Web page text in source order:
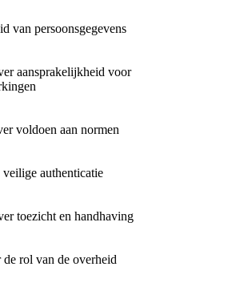
van persoonsgegevens
aansprakelijkheid voor
voldoen aan normen
authenticatie
toezicht en handhaving
rol van de overheid